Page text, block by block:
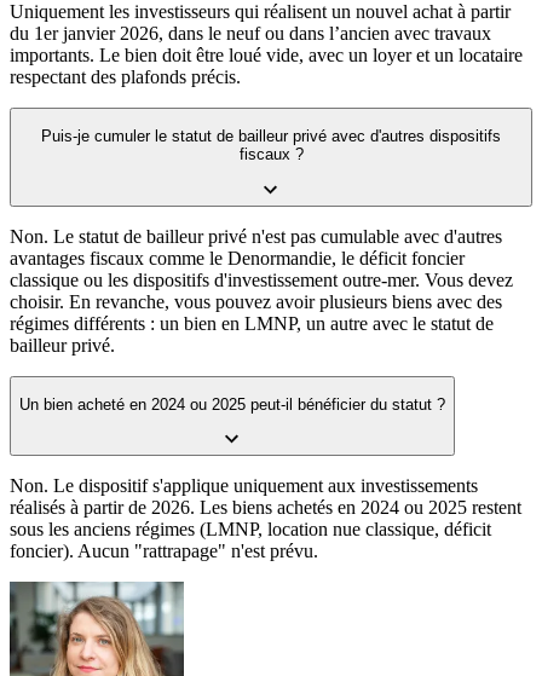
Uniquement les investisseurs qui réalisent un nouvel achat à partir
du 1er janvier 2026, dans le neuf ou dans l’ancien avec travaux
importants. Le bien doit être loué vide, avec un loyer et un locataire
respectant des plafonds précis.
Puis-je cumuler le statut de bailleur privé avec d'autres dispositifs
fiscaux ?
Non. Le statut de bailleur privé n'est pas cumulable avec d'autres
avantages fiscaux comme le Denormandie, le déficit foncier
classique ou les dispositifs d'investissement outre-mer. Vous devez
choisir. En revanche, vous pouvez avoir plusieurs biens avec des
régimes différents : un bien en LMNP, un autre avec le statut de
bailleur privé.
Un bien acheté en 2024 ou 2025 peut-il bénéficier du statut ?
Non. Le dispositif s'applique uniquement aux investissements
réalisés à partir de 2026. Les biens achetés en 2024 ou 2025 restent
sous les anciens régimes (LMNP, location nue classique, déficit
foncier). Aucun "rattrapage" n'est prévu.